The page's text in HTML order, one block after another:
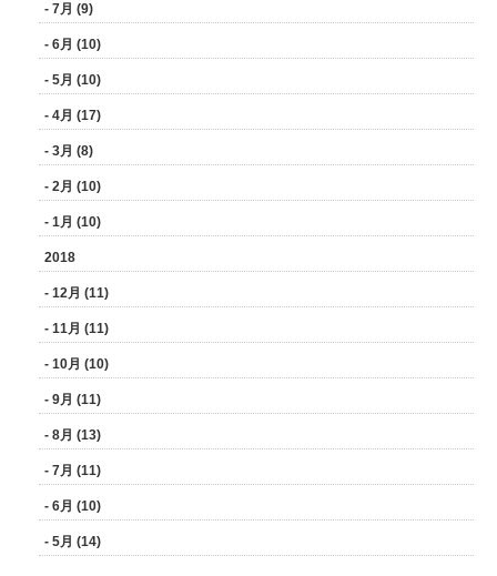
- 7月 (9)
- 6月 (10)
- 5月 (10)
- 4月 (17)
- 3月 (8)
- 2月 (10)
- 1月 (10)
2018
- 12月 (11)
- 11月 (11)
- 10月 (10)
- 9月 (11)
- 8月 (13)
- 7月 (11)
- 6月 (10)
- 5月 (14)